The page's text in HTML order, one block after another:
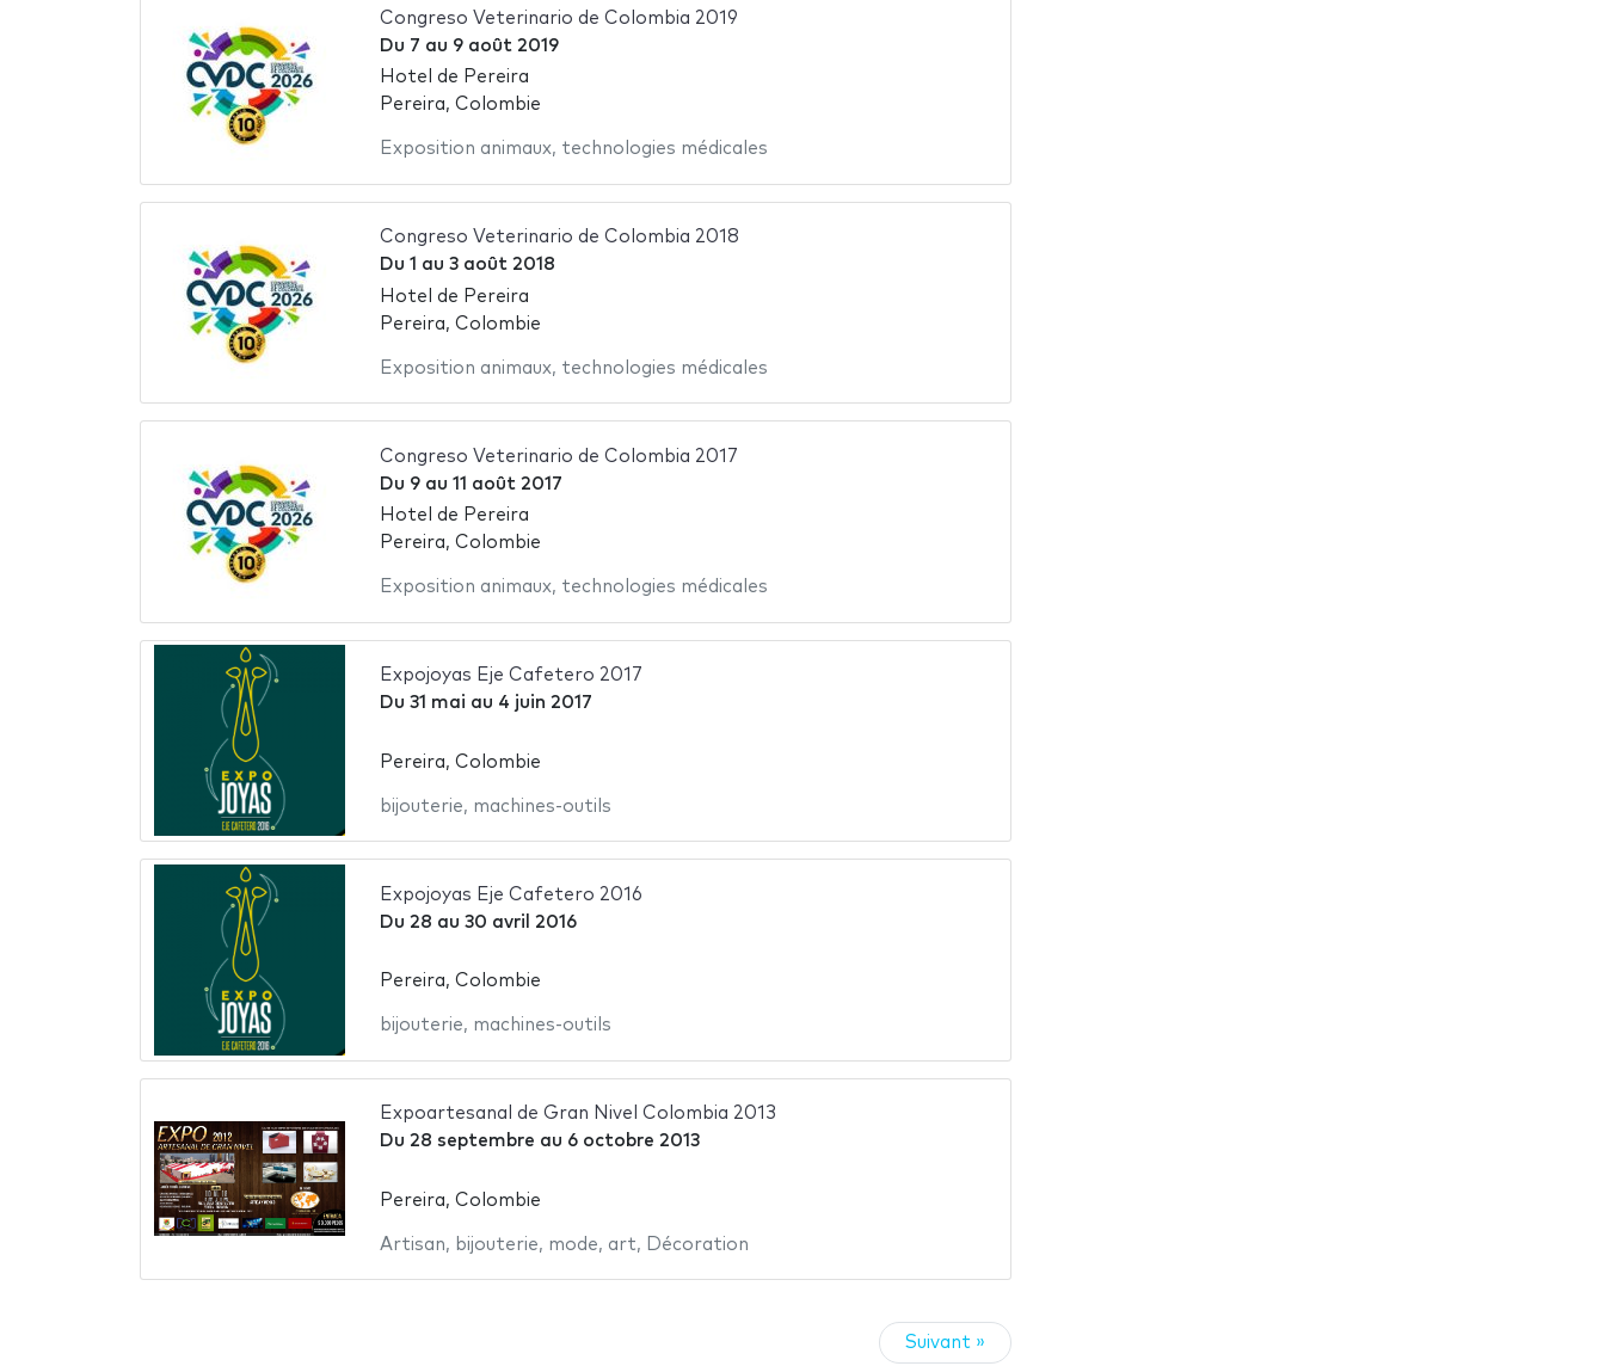
Congreso Veterinario de Colombia 2019
Du 7 au 9 août 2019
Hotel de Pereira
Pereira, Colombie
Exposition animaux, technologies médicales
Congreso Veterinario de Colombia 2018
Du 1 au 3 août 2018
Hotel de Pereira
Pereira, Colombie
Exposition animaux, technologies médicales
Congreso Veterinario de Colombia 2017
Du 9au 11 août 2017
Hotel de Pereira
Pereira, Colombie
Exposition animaux, technologies médicales
Expojoyas Eje Cafetero 2017
Du 31 mai au 4 juin 2017
Pereira, Colombie
bijouterie, machines-outils
Expojoyas Eje Cafetero 2016
Du 28 au 30 avril 2016
Pereira, Colombie
bijouterie, machines-outils
Expoartesanal de Gran Nivel Colombia 2013
Du 28 septembre au 6 octobre 2013
Pereira, Colombie
Artisan, bijouterie, mode, art, Décoration
Suivant »